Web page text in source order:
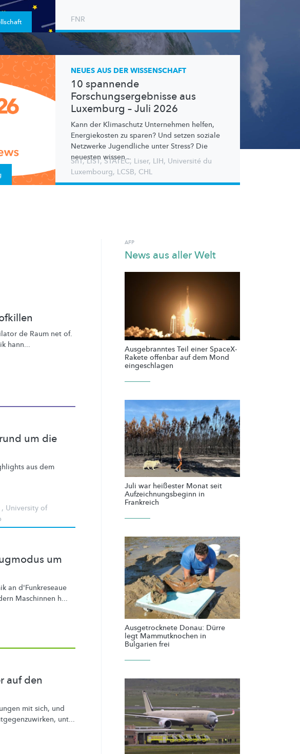
FNR
NEUES AUS DER WISSENSCHAFT
10 spannende
Forschungsergebnisse aus
Luxemburg – Juli 2026
Kann der Klimaschutz Unternehmen helfen,
Energiekosten zu sparen? Und setzen soziale
Netzwerke Jugendliche unter Stress? Die
neuesten wissen...
SnT,LIST,STATEC, Liser, LIH, Université du
Luxembourg, LCSB, CHL
de Raum net of.
hann...
um die
aus dem
, University of
um
an d'Funkreseaue
Maschinnen h...
auf den
mit sich, und
unt...
AFP
News aus aller Welt
Ausgebranntes Teil einer SpaceX-
Rakete offenbar auf dem Mond
eingeschlagen
Juli war heißester Monat seit
Aufzeichnungsbeginn in
Frankreich
Ausgetrocknete Donau: Dürre
legt Mammutknochen in
Bulgarien frei